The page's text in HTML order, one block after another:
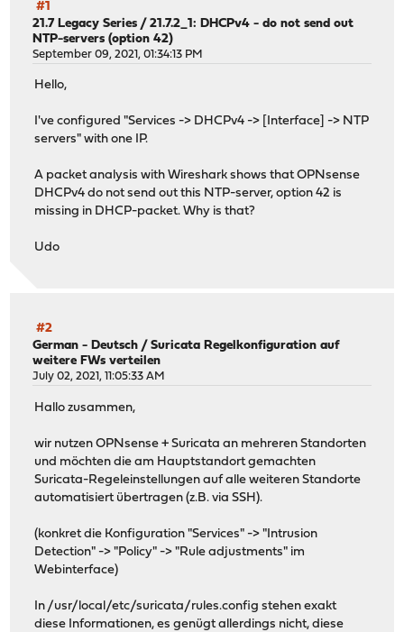
#1
21.7 Legacy Series /21.7.2_1: DHCPv4 - do not send out
NTP-servers (option 42)
September 09, 2021, 01:34:13 PM
Hello,
I've configured "Services -> DHCPv4 -> [Interface] -> NTP
servers" with one IP.
A packet analysis with Wireshark shows that OPNsense
DHCPv4 do not send out this NTP-server, option 42 is
missing in DHCP-packet. Why is that?
Udo
#2
German - Deutsch /Suricata Regelkonfiguration auf
weitere FWs verteilen
July 02, 2021, 11:05:33 AM
Hallo zusammen,
wir nutzen OPNsense + Suricata an mehreren Standorten
und möchten die am Hauptstandort gemachten
Suricata-Regeleinstellungen auf alle weiteren Standorte
automatisiert übertragen (z.B. via SSH).
(konkret die Konfiguration "Services" -> "Intrusion
Detection" -> "Policy" -> "Rule adjustments" im
Webinterface)
In /usr/local/etc/suricata/rules.config stehen exakt
diese Informationen, es genügt allerdings nicht, diese